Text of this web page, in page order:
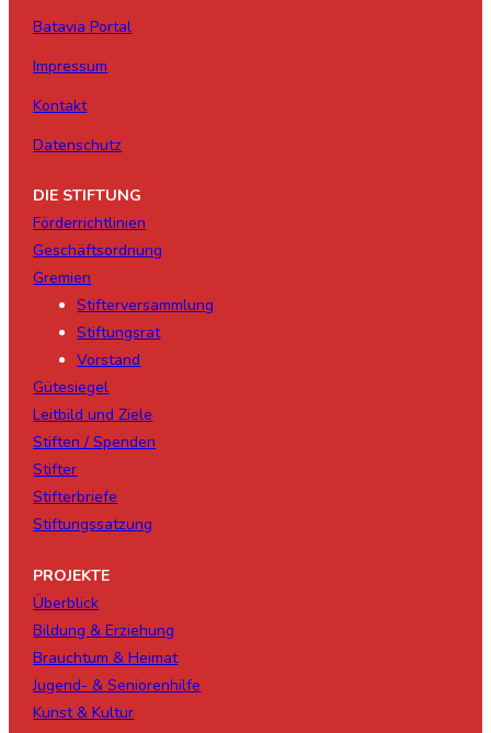
Batavia Portal
Impressum
Kontakt
Datenschutz
DIE STIFTUNG
Förderrichtlinien
Geschäftsordnung
Gremien
Stifterversammlung
Stiftungsrat
Vorstand
Gütesiegel
Leitbild und Ziele
Stiften / Spenden
Stifter
Stifterbriefe
Stiftungssatzung
PROJEKTE
Überblick
Bildung & Erziehung
Brauchtum & Heimat
Jugend- & Seniorenhilfe
Kunst & Kultur